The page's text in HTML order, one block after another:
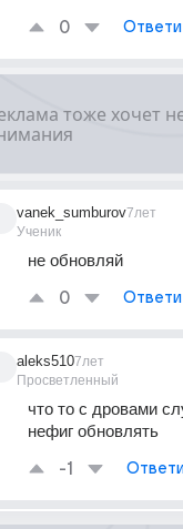
0
vanek_sumburov
Ученик
7лет
не обновляй
0
aleks510
Просветленный
7лет
что то с дровами
нефиг обновлять
-1